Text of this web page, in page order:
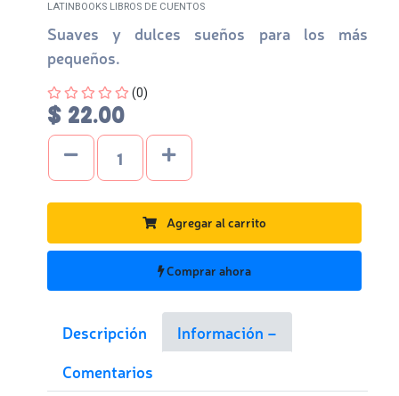
LATINBOOKS LIBROS DE CUENTOS
Suaves y dulces sueños para los más
pequeños.
Four out of Five Stars
(0)
$ 22.00
Agregar al carrito
Comprar ahora
Descripción
Información
Comentarios